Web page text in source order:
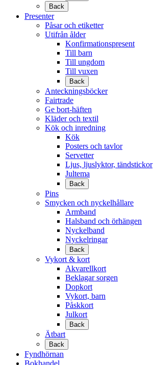
Back
Presenter
Påsar och etiketter
Utifrån ålder
Konfirmationspresent
Till barn
Till ungdom
Till vuxen
Back
Anteckningsböcker
Fairtrade
Ge bort-häften
Kläder och textil
Kök och inredning
Kök
Posters och tavlor
Servetter
Ljus, ljuslyktor, tändstickor
Jultema
Back
Pins
Smycken och nyckelhållare
Armband
Halsband och örhängen
Nyckelband
Nyckelringar
Back
Vykort & kort
Akvarellkort
Beklagar sorgen
Dopkort
Vykort, barn
Påskkort
Julkort
Back
Ätbart
Back
Fyndhörnan
Bokhandel